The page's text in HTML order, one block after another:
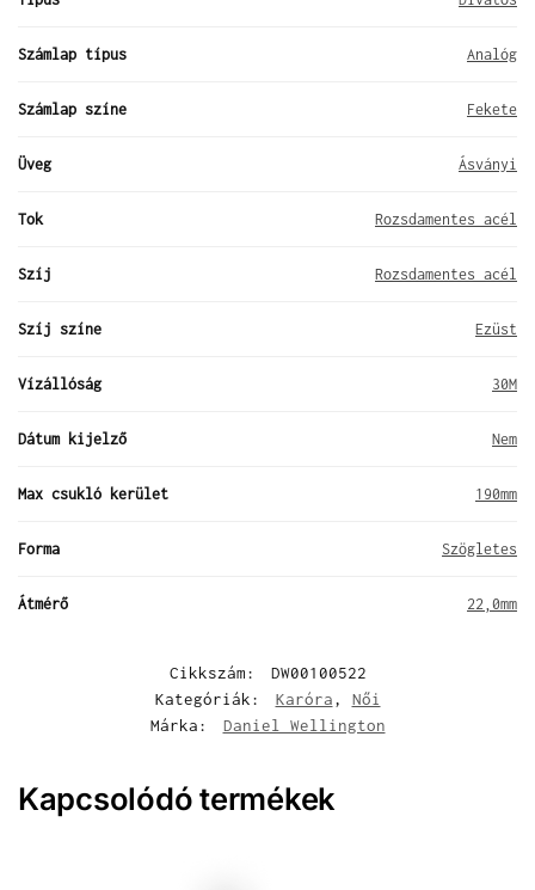
Számlap típus Analóg
Számlap színe Fekete
Üveg Ásványi
Tok Rozsdamentes acél
Szíj Rozsdamentes acél
Szíj színe Ezüst
Vízállóság 30M
Dátum kijelző Nem
Max csukló kerület 190mm
Forma Szögletes
Átmérő 22,0mm
Cikkszám:
DW00100522
Kategóriák:
Karóra, Női
Márka:
Daniel Wellington
Kapcsolódó termékek